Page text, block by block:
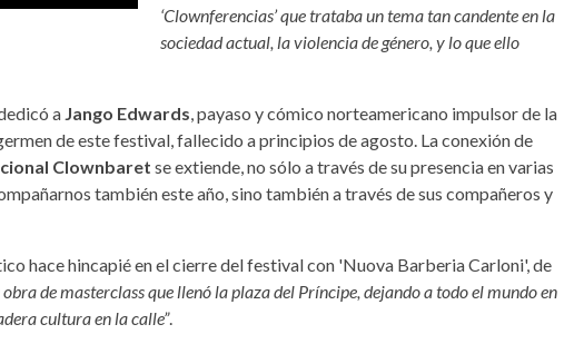
‘Clownferencias’ que trataba un tema tan candente en la
sociedad actual, la violencia de género, y lo que ello
a Jango Edwards , payaso y cómico norteamericano impulsor de la
de este festival, fallecido a principios de agosto. La conexión de
Clownbaret se extiende, no sólo a través de su presencia en varias
también este año, sino también a través de sus compañeros y
hace hincapié en el cierre del festival con 'Nuova Barberia Carloni', de
obra de masterclass que llenó la plaza del Príncipe, dejando a todo el mundo en
cultura en la calle”.